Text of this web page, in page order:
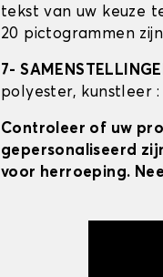
tekst van uw keuze
20 pictogrammen
7-
polyester, kunstleer
Controleer of uw
gepersonaliseerd
voor herroeping.